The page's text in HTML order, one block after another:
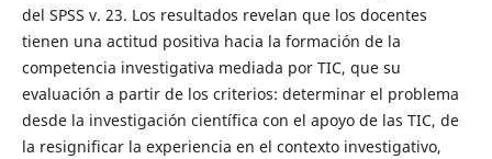
del SPSS v. 23. Los resultados revelan que los docentes
tienen una actitud positiva hacia la formación de la
competencia investigativa mediada por TIC, que su
evaluación a partir de los criterios: determinar el problema
desde la investigación científica con el apoyo de las TIC, de
la resignificar la experiencia en el contexto investigativo,